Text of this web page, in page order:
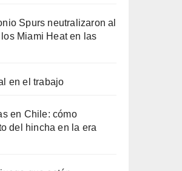
Spurs neutralizaron al
Miami Heat en las
en el trabajo
en Chile: cómo
del hincha en la era